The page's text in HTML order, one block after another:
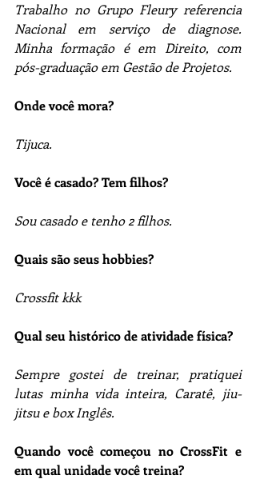
Trabalho no Grupo Fleury referencia
Nacional em serviço de diagnose.
Minha formação é em Direito, com
pós-graduação em Gestão de Projetos.
Onde você mora?
Tijuca.
Você é casado? Tem filhos?
Sou casado e tenho 2 filhos.
Quais são seus hobbies?
Crossfit kkk
Qual seu histórico de atividade física?
Sempre gostei de treinar, pratiquei
lutas minha vida inteira, Caratê, jiu-
jitsu e box Inglês.
Quando você começou no CrossFit e
em qual unidade você treina?